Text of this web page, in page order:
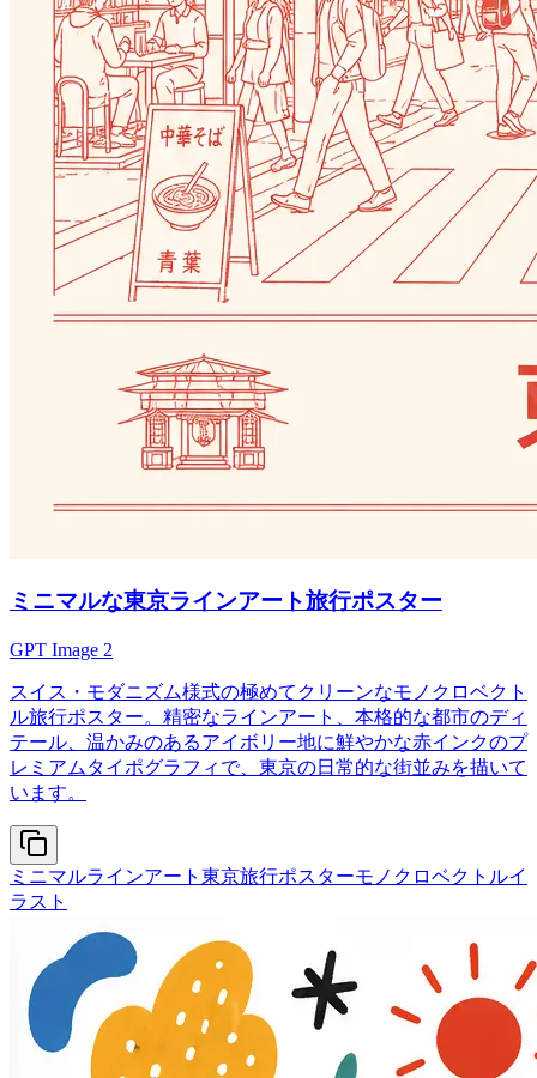
ミニマルな東京ラインアート旅行ポスター
GPT Image 2
スイス・モダニズム様式の極めてクリーンなモノクロベクト
ル旅行ポスター。精密なラインアート、本格的な都市のディ
テール、温かみのあるアイボリー地に鮮やかな赤インクのプ
レミアムタイポグラフィで、東京の日常的な街並みを描いて
います。
ミニマルラインアート 東京旅行ポスターモノクロベクトルイ
ラスト